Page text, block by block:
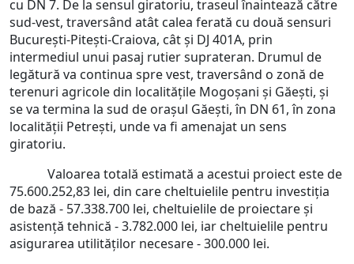
cu DN 7. De la sensul giratoriu, traseul înaintează către
sud-vest, traversând atât calea ferată cu două sensuri
București-Pitești-Craiova, cât și DJ 401A, prin
intermediul unui pasaj rutier suprateran. Drumul de
legătură va continua spre vest, traversând o zonă de
terenuri agricole din localitățile Mogoșani și Găești, și
se va termina la sud de orașul Găești, în DN 61, în zona
localității Petrești, unde va fi amenajat un sens
giratoriu.
Valoarea totală estimată a acestui proiect este de
75.600.252,83 lei, din care cheltuielile pentru investiția
de bază - 57.338.700 lei, cheltuielile de proiectare și
asistență tehnică - 3.782.000 lei, iar cheltuielile pentru
asigurarea utilităților necesare - 300.000 lei.